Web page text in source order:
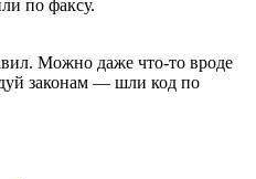
по факсу.
Можно даже что-то вроде
законам — шли код по